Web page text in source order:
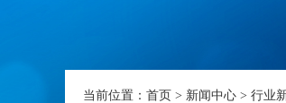
当前位置： 首页 > 新闻中心 > 行业